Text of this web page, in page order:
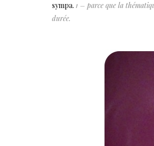
sympa. 1 – parce que la
durée.